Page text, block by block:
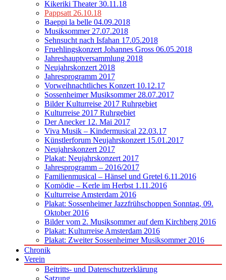
Kikeriki Theater 30.11.18
Pappsatt 26.10.18
Baeppi la belle 04.09.2018
Musiksommer 27.07.2018
Sehnsucht nach Isfahan 17.05.2018
Fruehlingskonzert Johannes Gross 06.05.2018
Jahreshauptversammlung 2018
Neujahrskonzert 2018
Jahresprogramm 2017
Vorweihnachtliches Konzert 10.12.17
Sossenheimer Musiksommer 28.07.2017
Bilder Kulturreise 2017 Ruhrgebiet
Kulturreise 2017 Ruhrgebiet
Der Anecker 12. Mai 2017
Viva Musik – Kindermusical 22.03.17
Künstlerforum Neujahrskonzert 15.01.2017
Neujahrskonzert 2017
Plakat: Neujahrskonzert 2017
Jahresprogramm – 2016/2017
Familienmusical – Hänsel und Gretel 6.11.2016
Komödie – Kerle im Herbst 1.11.2016
Kulturreise Amsterdam 2016
Plakat: Sossenheimer Jazzfrühschoppen Sonntag, 09.
Oktober 2016
Bilder vom 2. Musiksommer auf dem Kirchberg 2016
Plakat: Kulturreise Amsterdam 2016
Plakat: Zweiter Sossenheimer Musiksommer 2016
Chronik
Verein
Beitritts- und Datenschutzerklärung
Satzung